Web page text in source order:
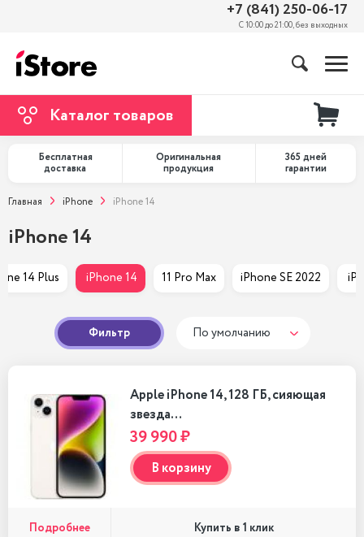
+7 (841) 250-06-17
С 10:00 до 21:00, без выходных
Каталог товаров
Бесплатная
доставка
Оригинальная
продукция
365 дней
гарантии
Главная iPhone iPhone 14
iPhone 14
14 Plus iPhone 14 11 Pro Max iPhone SE 2022
Фильтр По умолчанию
Apple iPhone 14, 128 ГБ, сияющая
звезда…
39 990 ₽
В корзину
Подробнее Купить в 1 клик